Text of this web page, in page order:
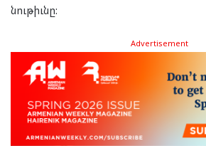
նու­թիւնը:
Advertisement